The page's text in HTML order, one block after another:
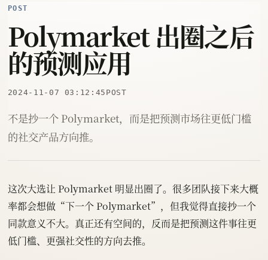
POST
Polymarket 出圈之后
的预测应用
2024-11-07 03:12:45 POST
不是抄一个 Polymarket，而是把预测市场往更低门槛
的社交产品方向推。
这次大选让 Polymarket 明显出圈了。很多团队接下来大概
率都会想做“下一个 Polymarket”，但我觉得直接抄一个
同款意义不大。真正还有空间的，反而是把预测这件事往更
低门槛、更强社交性的方向去推。